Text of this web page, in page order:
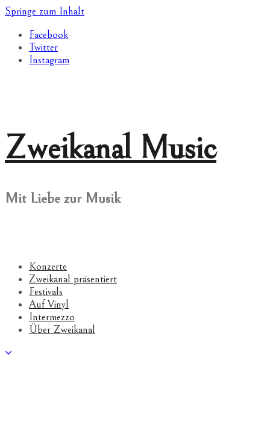
Springe zum Inhalt
Facebook
Twitter
Instagram
Zweikanal Music
Mit Liebe zur Musik
Konzerte
Zweikanal präsentiert
Festivals
Auf Vinyl
Intermezzo
Über Zweikanal